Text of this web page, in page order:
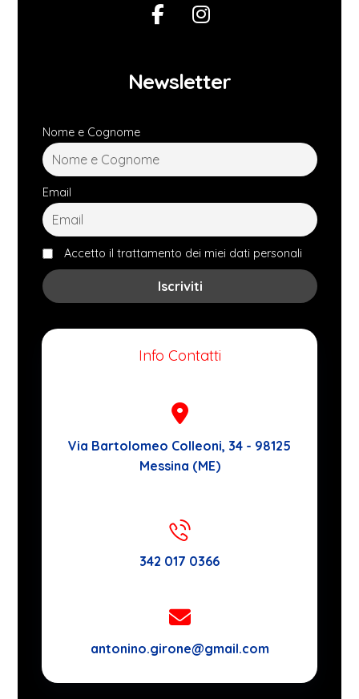
Newsletter
Nome e Cognome
Email
Accetto il trattamento dei miei dati personali
Info Contatti
Via Bartolomeo Colleoni, 34 - 98125
Messina (ME)
342 017 0366
antonino.girone@gmail.com